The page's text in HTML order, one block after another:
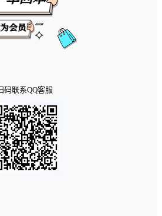
码联系QQ客服